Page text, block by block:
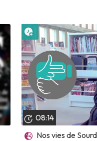
08:14
Nos vies de
Lire plus tard